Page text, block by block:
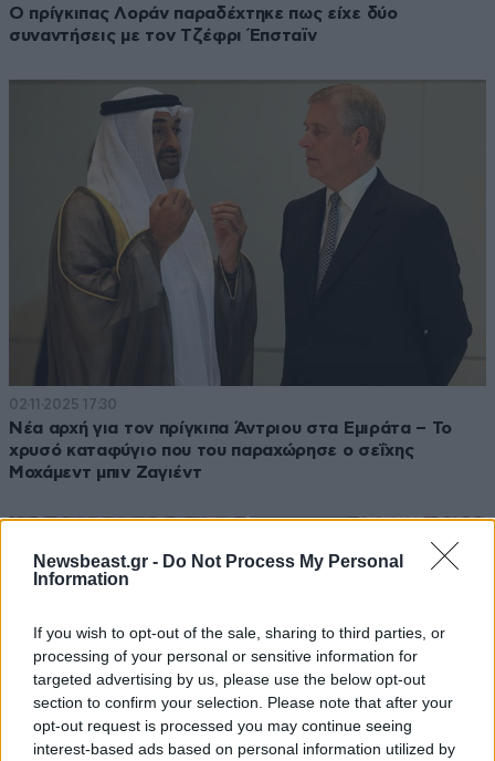
Newsbeast.gr - Do Not Process My Personal
Information
If you wish to opt-out of the sale, sharing to third parties, or
processing of your personal or sensitive information for
targeted advertising by us, please use the below opt-out
section to confirm your selection. Please note that after your
opt-out request is processed you may continue seeing
interest-based ads based on personal information utilized by
Ο πρίγκιπας Λοράν παραδέχτηκε πως είχε δύο
συναντήσεις με τον Τζέφρι Έπσταϊν
02·11·2025 17:30
Νέα αρχή για τον πρίγκιπα Άντριου στα Εμιράτα – Το
χρυσό καταφύγιο που του παραχώρησε ο σεΐχης
Μοχάμεντ μπιν Ζαγιέντ